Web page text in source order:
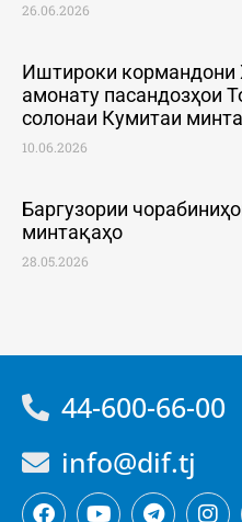
26.06.2026
Иштироки кормандони
амонату пасандозҳои
солонаи Кумитаи
10.06.2026
Баргузории
минтақаҳо
28.05.2026
44-600-66-00
info@dif.tj